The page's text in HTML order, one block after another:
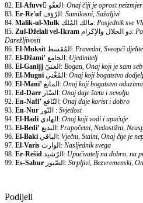
82. El-Afuvv ّالعفُو: Onaj čiji je oprost
83. Er-Re'uf الرّؤف: Samilosni, Sažaljivi
84. Malik-ul-Mulk مالك المُلك: Posjednik sve
85. Zul-Dželali vel-Ikram ذو الجلال والإكرام:
Darežljivosti
86. El-Muksit المُقسط: Pravedni, Sveopći
87. El-Džami’ الجامع: Ujedinitelj
88. El-Ganijj الغنيّ: Bogati, Onaj koji je sam
89. El-Mugni المُغْني: Onaj koji bogatstvo
90. El-Mani’ المانع: Onaj koji bogatstvo
91. Ed-Darr الضّار: Onaj daje štetu i nevolju
92. En-Nafi’ النّافع: Onaj daje korist i dobro
93. En-Nur النّور : Svjetlost
94. El-Hadi الهادي: Onaj koji vodi i upućuje
95. El-Bedi’ البديع: Prapočetni, Nedostižni,
96. El-Baki الباقي: Vječni, Stalni, Onaj čije je
97. El-Varis الوارث: Nasljednik svega
98. Er-Rešid الرّشيد: Upućivatelj na dobro, na
99. Es-Sabur الصّبور: Strpljivi, Bezvremenski,
Podijeli